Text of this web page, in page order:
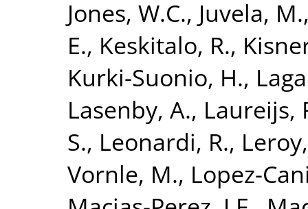
Jones, W.C., Juvela, M.
E., Keskitalo, R.,
Kurki-Suonio, H.,
Lasenby, A., Laureijs,
S., Leonardi, R.,
Vornle, M., Lopez-